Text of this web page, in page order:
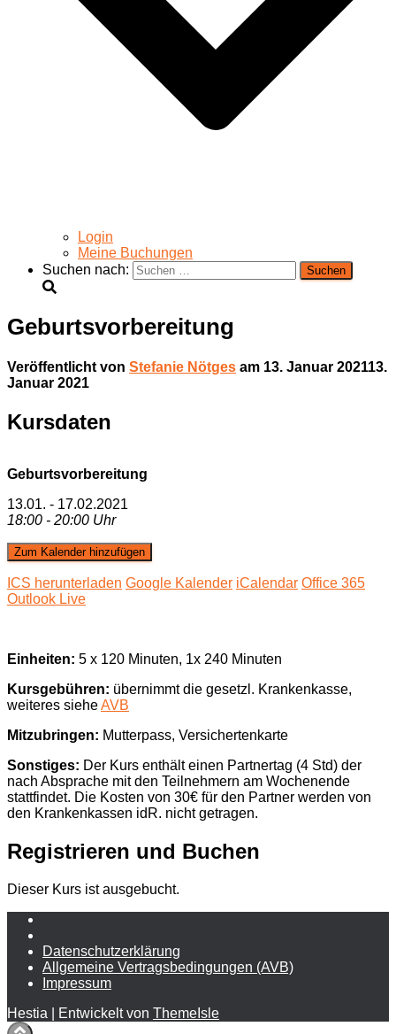
Login
Meine Buchungen
Suchen nach:
Geburtsvorbereitung
Veröffentlicht von Stefanie Nötges am 13. Januar 202113.
Januar 2021
Kursdaten
Geburtsvorbereitung
13.01. - 17.02.2021
18:00 - 20:00 Uhr
Zum Kalender hinzufügen
ICS herunterladen Google Kalender iCalendar Office 365
Outlook Live
Einheiten: 5 x 120 Minuten, 1x 240 Minuten
Kursgebühren: übernimmt die gesetzl. Krankenkasse,
weiteres sieheAVB
Mitzubringen: Mutterpass, Versichertenkarte
Sonstiges: Der Kurs enthält einen Partnertag (4 Std) der
nach Absprache mit den Teilnehmern am Wochenende
stattfindet. Die Kosten von 30€ für den Partner werden von
den Krankenkassen idR. nicht getragen.
Registrieren und Buchen
Dieser Kurs ist ausgebucht.
Daten­schutz­erklärung
Allgemeine Vertragsbedingungen (AVB)
Impressum
Hestia | Entwickelt von ThemeIsle